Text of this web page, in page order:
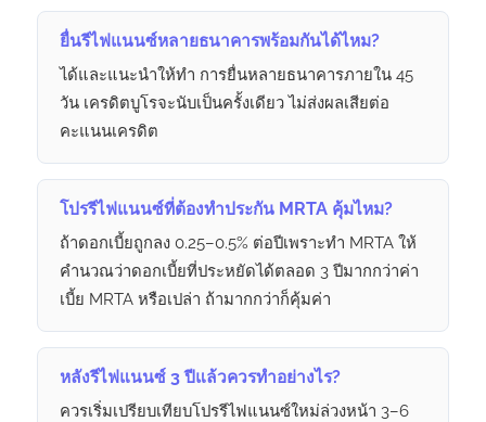
ยื่นรีไฟแนนซ์หลายธนาคารพร้อมกันได้ไหม?
ได้และแนะนำให้ทำ การยื่นหลายธนาคารภายใน 45
วัน เครดิตบูโรจะนับเป็นครั้งเดียว ไม่ส่งผลเสียต่อ
คะแนนเครดิต
โปรรีไฟแนนซ์ที่ต้องทำประกัน MRTA คุ้มไหม?
ถ้าดอกเบี้ยถูกลง 0.25–0.5% ต่อปีเพราะทำ MRTA ให้
คำนวณว่าดอกเบี้ยที่ประหยัดได้ตลอด 3 ปีมากกว่าค่า
เบี้ย MRTA หรือเปล่า ถ้ามากกว่าก็คุ้มค่า
หลังรีไฟแนนซ์ 3 ปีแล้วควรทำอย่างไร?
ควรเริ่มเปรียบเทียบโปรรีไฟแนนซ์ใหม่ล่วงหน้า 3–6